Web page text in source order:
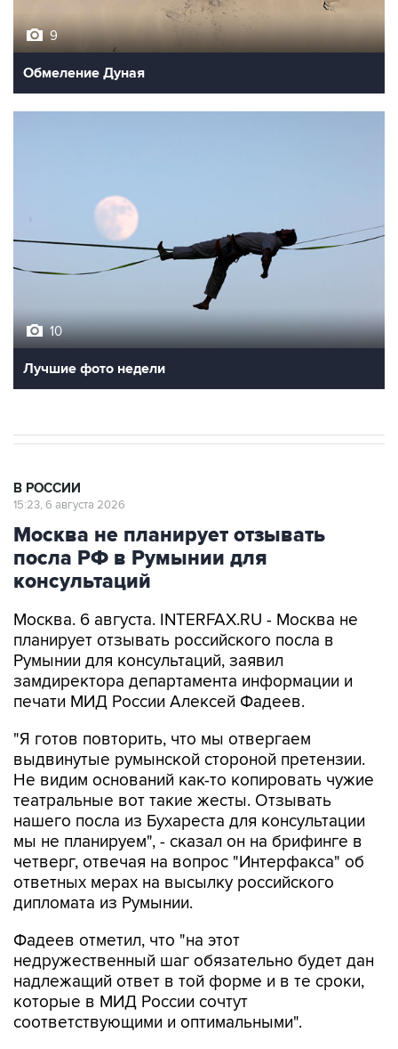
9
Обмеление Дуная
10
Лучшие фото недели
В РОССИИ
15:23, 6 августа 2026
Москва не планирует отзывать
посла РФ в Румынии для
консультаций
Москва. 6 августа. INTERFAX.RU - Москва не
планирует отзывать российского посла в
Румынии для консультаций, заявил
замдиректора департамента информации и
печати МИД России Алексей Фадеев.
"Я готов повторить, что мы отвергаем
выдвинутые румынской стороной претензии.
Не видим оснований как-то копировать чужие
театральные вот такие жесты. Отзывать
нашего посла из Бухареста для консультации
мы не планируем", - сказал он на брифинге в
четверг, отвечая на вопрос "Интерфакса" об
ответных мерах на высылку российского
дипломата из Румынии.
Фадеев отметил, что "на этот
недружественный шаг обязательно будет дан
надлежащий ответ в той форме и в те сроки,
которые в МИД России сочтут
соответствующими и оптимальными".